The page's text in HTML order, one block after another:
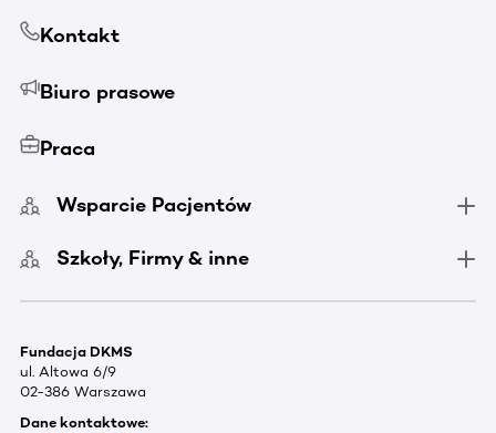
Kontakt
Biuro prasowe
Praca
Wsparcie Pacjentów
Szkoły, Firmy & inne
Fundacja DKMS
ul. Altowa 6/9
02-386 Warszawa
Dane kontaktowe: